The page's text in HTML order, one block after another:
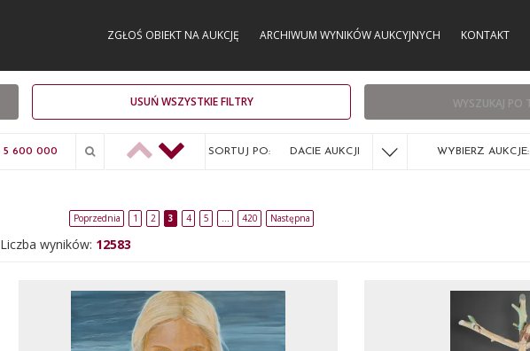
ZGŁOŚ OBIEKT NA AUKCJĘ ARCHIWUM WYNIKÓW AUKCYJNYCH KONTAKT
USUŃ WSZYSTKIE FILTRY
SORTUJ PO: DACIE AUKCJI WYBIERZ AUKCJE:
Poprzednia 1 2 3 4 5 … 420 Następna
Liczba wyników: 12583